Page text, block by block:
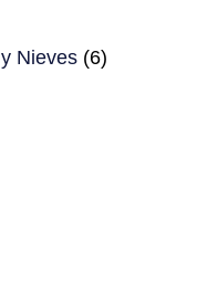
Nieves (6)